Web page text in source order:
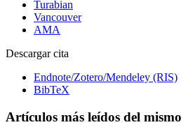
Turabian
Vancouver
AMA
Descargar cita
Endnote/Zotero/Mendeley (RIS)
BibTeX
Artículos más leídos del